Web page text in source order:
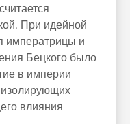
При идейной
императрицы и
Бецкого было
в империи
влияния